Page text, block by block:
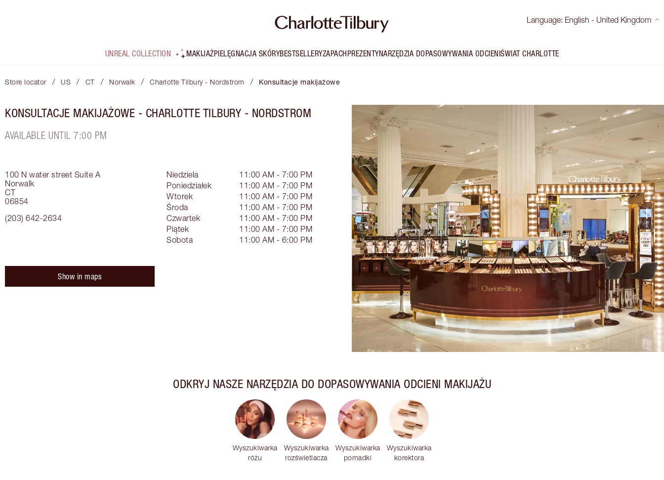
Language: English - United Kingdom
UNREAL COLLECTION MAKIJAŻPIELĘGNACJA SKÓRYBESTSELLERYZAPACHPREZENTYNARZĘDZIA DOPASOWYWANIA ODCIENIŚWIAT CHARLOTTE
Store locator / US / CT / Norwalk / Charlotte Tilbury - Nordstrom / Konsultacje makijażowe
KONSULTACJE MAKIJAŻOWE - CHARLOTTE TILBURY - NORDSTROM
AVAILABLE UNTIL 7:00 PM
100 N water street Suite A
Norwalk
CT
06854
(203) 642-2634
Niedziela
11:00 AM - 7:00 PM
Poniedziałek
11:00 AM - 7:00 PM
Wtorek
11:00 AM - 7:00 PM
Środa
11:00 AM - 7:00 PM
Czwartek
11:00 AM - 7:00 PM
Piątek
11:00 AM - 7:00 PM
Sobota
11:00 AM - 6:00 PM
Show in maps
ODKRYJ NASZE NARZĘDZIA DO DOPASOWYWANIA ODCIENI MAKIJAŻU
Wyszukiwarka
różu
Wyszukiwarka
rozświetlacza
Wyszukiwarka
pomadki
Wyszukiwarka
korektora